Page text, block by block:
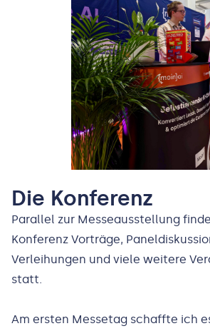
Die Konferenz
Parallel zur Messeausstellung
Konferenz Vorträge,
Verleihungen und viele weitere
statt.
Am ersten Messetag schaffte ich